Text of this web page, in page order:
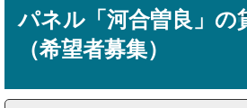
パネル「河合曽良」の
（希望者募集）